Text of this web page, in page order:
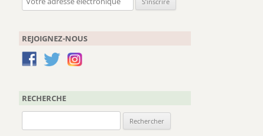
REJOIGNEZ-NOUS
RECHERCHE